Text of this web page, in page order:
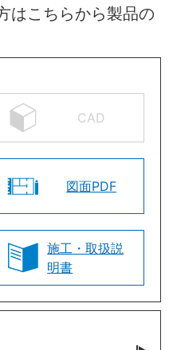
はこちらから製品の
CAD
図面PDF
施工・取扱説
明書